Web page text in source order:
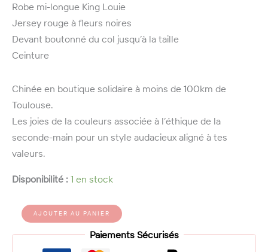
Robe mi-longue King Louie
Jersey rouge à fleurs noires
Devant boutonné du col jusqu’à la taille
Ceinture
Chinée en boutique solidaire à moins de 100km de
Toulouse.
Les joies de la couleurs associée à l’éthique de la
seconde-main pour un style audacieux aligné à tes
valeurs.
Disponibilité : 1 en stock
quantité
Robe
KingLouie
AJOUTER AU PANIER
Paiements Sécurisés